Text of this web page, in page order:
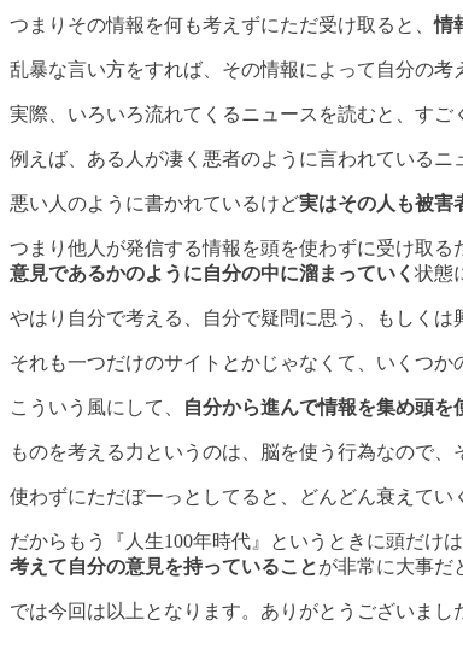
つまりその情報を何も考えずにただ受け取ると、情
乱暴な言い方をすれば、その情報によって自分の考
実際、いろいろ流れてくるニュースを読むと、すご
例えば、ある人が凄く悪者のように言われている
悪い人のように書かれているけど実はその人も被害
つまり他人が発信する情報を頭を使わずに受け取
意見であるかのように自分の中に溜まっていく 状態
やはり自分で考える、自分で疑問に思う、もしく
それも一つだけのサイトとかじゃなくて、いくつ
こういう風にして、 自分から進んで情報を集め頭を
ものを考える力というのは、脳を使う行為なので、
使わずにただぼーっとしてると、どんどん衰えてい
だからもう『人生100年時代』というときに頭だけ
考えて自分の意見を持っていることが非常に大事だ
では今回は以上となります。ありがとうございまし